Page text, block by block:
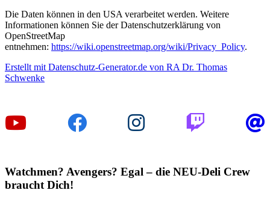
Die Daten können in den USA verarbeitet werden. Weitere
Informationen können Sie der Datenschutzerklärung von
OpenStreetMap
entnehmen: https://wiki.openstreetmap.org/wiki/Privacy_Policy.
Erstellt mit Datenschutz-Generator.de von RA Dr. Thomas
Schwenke
Watchmen? Avengers? Egal – die NEU-Deli Crew
braucht Dich!